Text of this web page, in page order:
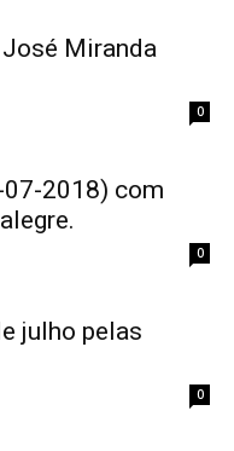
Miranda
0
2018) com
0
julho pelas
0